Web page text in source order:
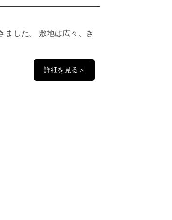
ました。 敷地は広々、き
詳細を見る＞